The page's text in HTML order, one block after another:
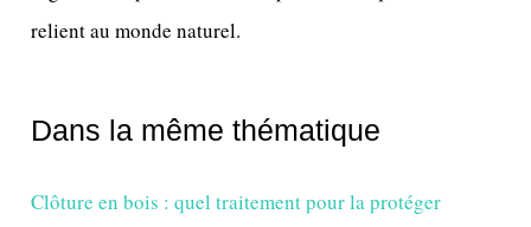
relient au monde naturel.
Dans la même thématique
Clôture en bois : quel traitement pour la protéger